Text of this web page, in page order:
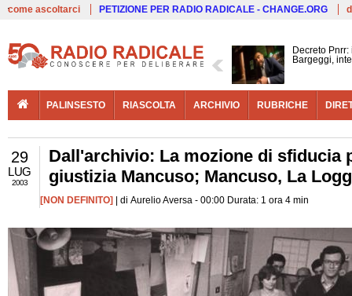
come ascoltarci PETIZIONE PER RADIO RADICALE - CHANGE.ORG
Decreto
Bargeggi,
PALINSESTO RIASCOLTA ARCHIVIO RUBRICHE
29
LUG
2003
Dall'archivio: La mozione di sfiducia
giustizia Mancuso; Mancuso, La
[NON DEFINITO] | di Aurelio Aversa - 00:00 Durata: 1 ora 4 min